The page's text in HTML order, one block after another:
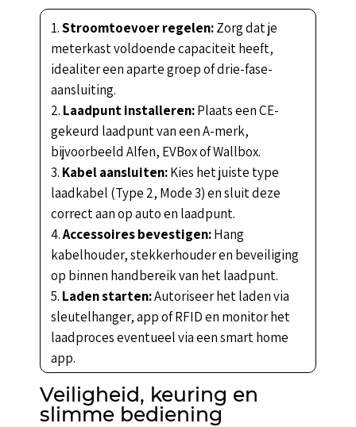
Stroomtoevoer regelen:Zorg dat je
meterkast voldoende capaciteit heeft,
idealiter een aparte groep of drie-fase-
aansluiting.
Laadpunt installeren:Plaats een CE-
gekeurd laadpunt van een A-merk,
bijvoorbeeld Alfen, EVBox of Wallbox.
Kabel aansluiten:Kies het juiste type
laadkabel (Type 2, Mode 3) en sluit deze
correct aan op auto en laadpunt.
Accessoires bevestigen:Hang
kabelhouder, stekkerhouder en beveiliging
op binnen handbereik van het laadpunt.
Laden starten:Autoriseer het laden via
sleutelhanger, app of RFID en monitor het
laadproces eventueel via een smart home
app.
Veiligheid, keuring en
slimme bediening